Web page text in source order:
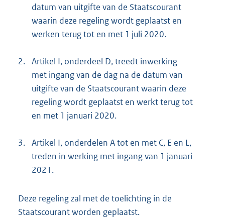
datum van uitgifte van de Staatscourant
waarin deze regeling wordt geplaatst en
werken terug tot en met 1 juli 2020.
2. Artikel I, onderdeel D, treedt inwerking
met ingang van de dag na de datum van
uitgifte van de Staatscourant waarin deze
regeling wordt geplaatst en werkt terug tot
en met 1 januari 2020.
3. Artikel I, onderdelen A tot en met C, E en L,
treden in werking met ingang van 1 januari
2021.
Deze regeling zal met de toelichting in de
Staatscourant worden geplaatst.